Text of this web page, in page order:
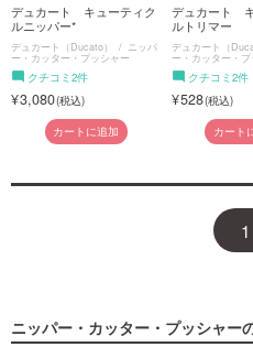
ログイン・新規会員登録
デュカート キューティク
ルニッパー*
デュカート（Ducato） ニッパ
ー・カッター・プッシャー
クチコミ2件
3,080
カートに追加
デュカート
ルトリマー
デュカート（
ー・カッター・
クチコミ2件
528
カート
1
ニッパー・カッター・プッシャー